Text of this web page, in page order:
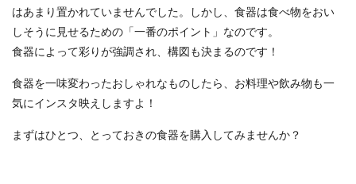
はあまり置かれていませんでした。しかし、食器は食べ物をおい
しそうに見せるための「一番のポイント」なのです。
食器によって彩りが強調され、構図も決まるのです！
食器を一味変わったおしゃれなものしたら、お料理や飲み物も一
気にインスタ映えしますよ！
まずはひとつ、とっておきの食器を購入してみませんか？